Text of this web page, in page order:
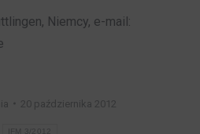
Niemcy, e-mail:
20 października 2012
IFM 3/2012